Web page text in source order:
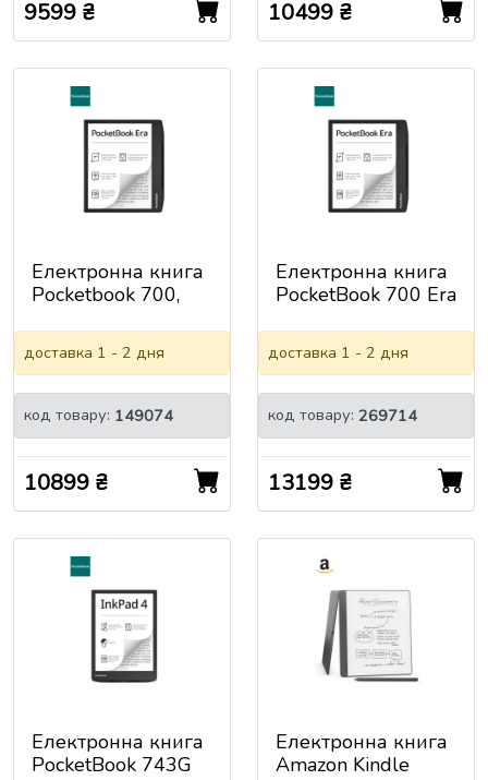
9599 ₴ 10499 ₴
Електронна книга
Pocketbook 700,
(PB700-U-16-
WW)
доставка 1 - 2 дня
код товару: 149074
10899 ₴
Електронна книга
PocketBook 700 Era
(PB700K3-1-CIS)
доставка 1 - 2 дня
код товару: 269714
13199 ₴
Електронна книга
PocketBook 743G
Електронна книга
Amazon Kindle